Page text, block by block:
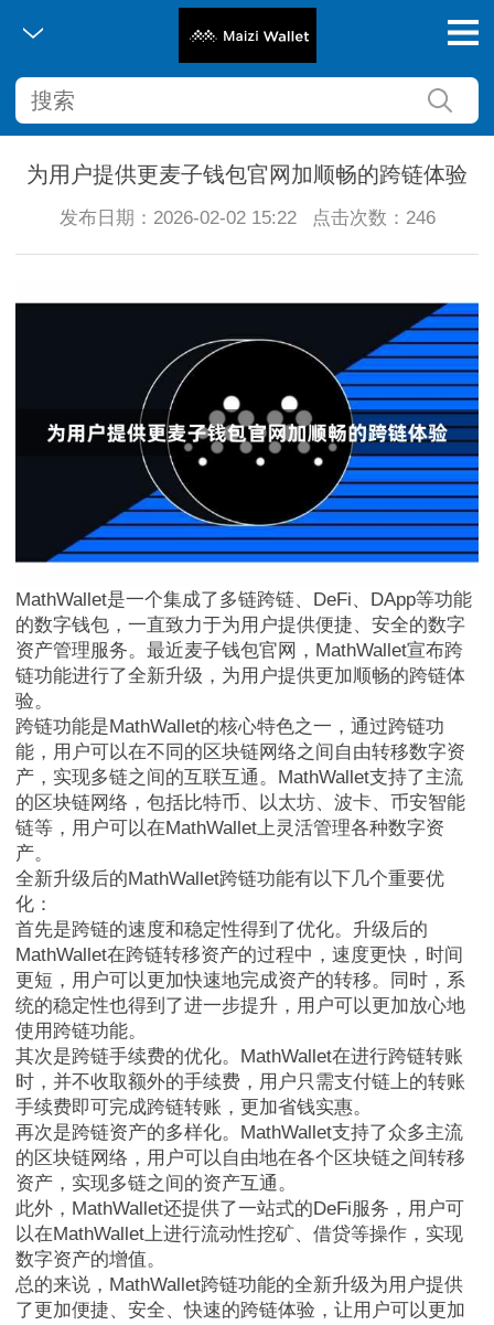
MathWallet官方
为用户提供更麦子钱包官网加顺畅的跨链体验
发布日期：2026-02-02 15:22 点击次数：246
MathWallet是一个集成了多链跨链、DeFi、DApp等功能
的数字钱包，一直致力于为用户提供便捷、安全的数字
资产管理服务。最近麦子钱包官网，MathWallet宣布跨
链功能进行了全新升级，为用户提供更加顺畅的跨链体
验。
跨链功能是MathWallet的核心特色之一，通过跨链功
能，用户可以在不同的区块链网络之间自由转移数字资
产，实现多链之间的互联互通。MathWallet支持了主流
的区块链网络，包括比特币、以太坊、波卡、币安智能
链等，用户可以在MathWallet上灵活管理各种数字资
产。
全新升级后的MathWallet跨链功能有以下几个重要优
化：
首先是跨链的速度和稳定性得到了优化。升级后的
MathWallet在跨链转移资产的过程中，速度更快，时间
更短，用户可以更加快速地完成资产的转移。同时，系
统的稳定性也得到了进一步提升，用户可以更加放心地
使用跨链功能。
其次是跨链手续费的优化。MathWallet在进行跨链转账
时，并不收取额外的手续费，用户只需支付链上的转账
手续费即可完成跨链转账，更加省钱实惠。
再次是跨链资产的多样化。MathWallet支持了众多主流
的区块链网络，用户可以自由地在各个区块链之间转移
资产，实现多链之间的资产互通。
此外，MathWallet还提供了一站式的DeFi服务，用户可
以在MathWallet上进行流动性挖矿、借贷等操作，实现
数字资产的增值。
总的来说，MathWallet跨链功能的全新升级为用户提供
了更加便捷、安全、快速的跨链体验，让用户可以更加